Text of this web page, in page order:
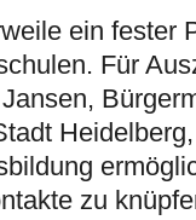
ein fester
Für
zu